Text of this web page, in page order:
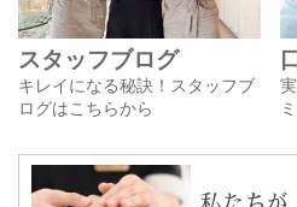
スタッフブログ
キレイになる秘訣！スタッフブ
ログはこちらから